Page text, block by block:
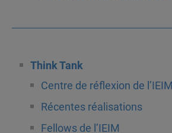
Think Tank
Centre de réflexion de l’IEIM
Récentes réalisations
Fellows de l’IEIM